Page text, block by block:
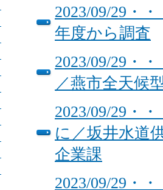
2023/09/29・
年度から調査
2023/09/29・
／燕市全天候
2023/09/29・
に／坂井水道
企業課
2023/09/29・